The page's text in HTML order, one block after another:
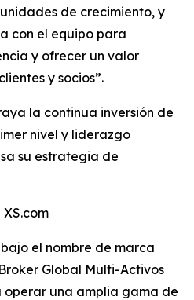
de crecimiento, y
con el equipo para
y ofrecer un valor
y socios”.
la continua inversión de
nivel y liderazgo
su estrategia de
el nombre de marca
Broker Global Multi-Activos
una amplia gama de